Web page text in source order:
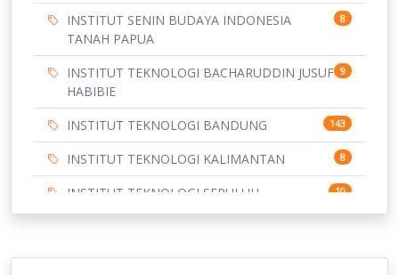
INSTITUT SENIN BUDAYA INDONESIA
TANAH PAPUA
8
INSTITUT TEKNOLOGI BACHARUDDIN JUSUF
HABIBIE
9
INSTITUT TEKNOLOGI BANDUNG 143
INSTITUT TEKNOLOGI KALIMANTAN 8
INSTITUT TEKNOLOGI SEPULUH
NOVEMBER
10